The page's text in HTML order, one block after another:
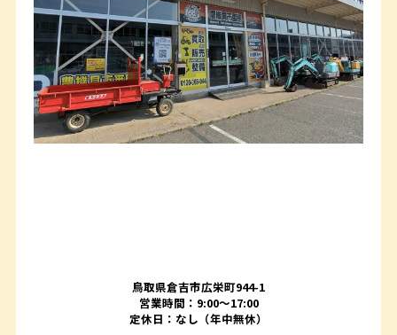
鳥取県倉吉市広栄町944-1
営業時間：9:00～17:00
定休日：なし（年中無休）